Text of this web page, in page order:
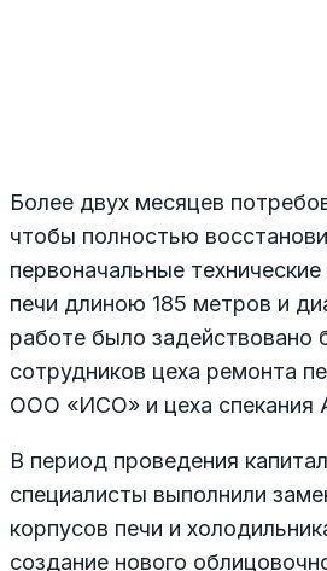
Более двух месяцев
чтобы полностью
первоначальные технические
печи длиною 185 метров и
работе было задействовано
сотрудников цеха ремонта
ООО «ИСО» и цеха спекания
В период проведения
специалисты выполнили
корпусов печи и
создание нового